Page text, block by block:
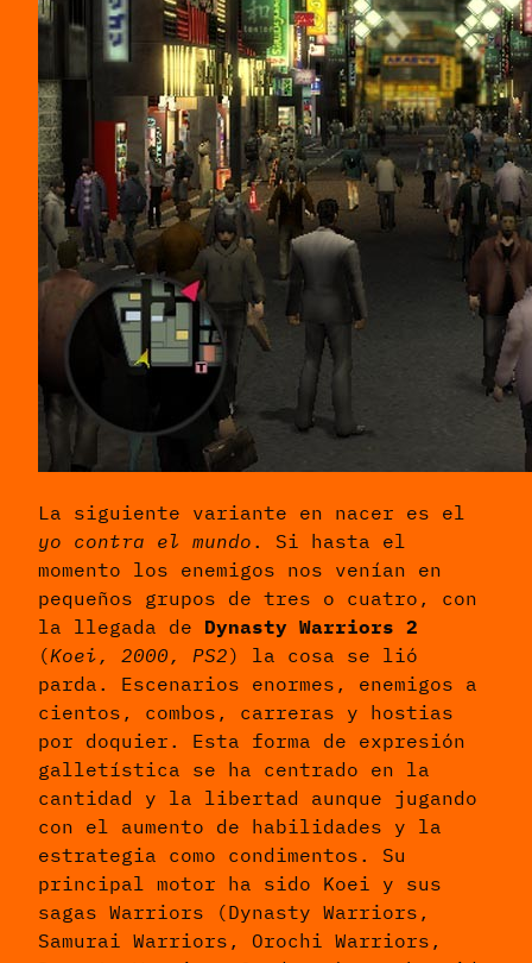
La siguiente variante en nacer es el
yo contra el mundo . Si hasta el
momento los enemigos nos venían en
pequeños grupos de tres o cuatro, con
la llegada de Dynasty Warriors 2
(Koei, 2000, PS2) la cosa se lió
parda. Escenarios enormes, enemigos a
cientos, combos, carreras y hostias
por doquier. Esta forma de expresión
galletística se ha centrado en la
cantidad y la libertad aunque jugando
con el aumento de habilidades y la
estrategia como condimentos. Su
principal motor ha sido Koei y sus
sagas Warriors (Dynasty Warriors,
Samurai Warriors, Orochi Warriors,